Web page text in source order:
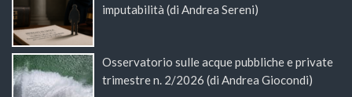
imputabilità (di Andrea Sereni)
Osservatorio sulle acque pubbliche e private
trimestre n. 2/2026 (di Andrea Giocondi)